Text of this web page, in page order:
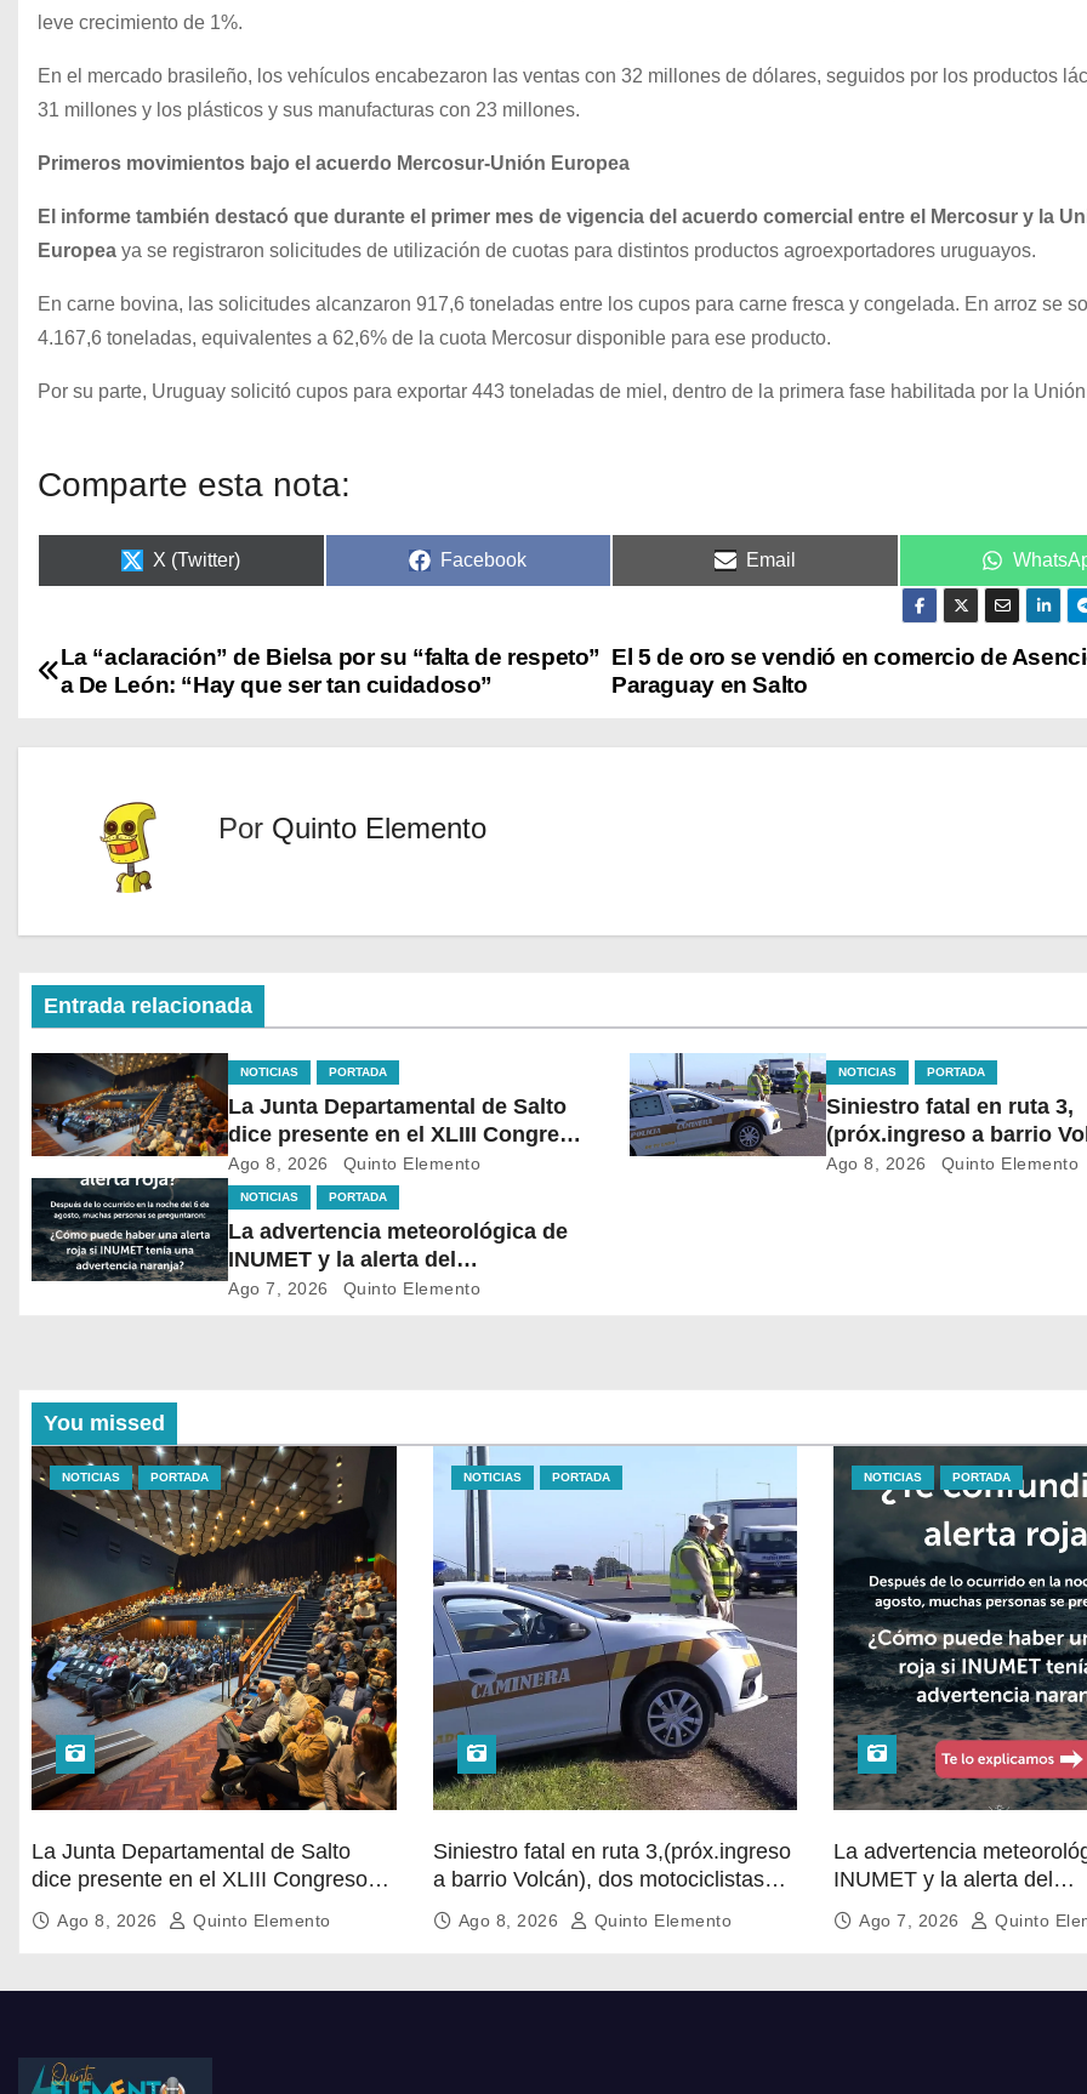
leve crecimiento de 1%.
En el mercado brasileño, los vehículos encabezaron las ventas con 32 millones de dólares, seguidos por los productos
31 millones y los plásticos y sus manufacturas con 23 millones.
Primeros movimientos bajo el acuerdo Mercosur-Unión Europea
El informe también destacó que durante el primer mes de vigencia del acuerdo comercial entre el Mercosur y la
Europea ya se registraron solicitudes de utilización de cuotas para distintos productos agroexportadores uruguayos.
En carne bovina, las solicitudes alcanzaron 917,6 toneladas entre los cupos para carne fresca y congelada. En arroz se
4.167,6 toneladas, equivalentes a 62,6% de la cuota Mercosur disponible para ese producto.
Por su parte, Uruguay solicitó cupos para exportar 443 toneladas de miel, dentro de la primera fase habilitada por la
Comparte esta nota:
X (Twitter) Facebook Email
El 5 de oro se vendió en comercio de
Paraguay en Salto
La “aclaración” de Bielsa por su “falta de respeto”
a De León: “Hay que ser tan cuidadoso”
Por Quinto Elemento
Entrada relacionada
NOTICIAS PORTADA
La Junta Departamental de Salto
dice presente en el XLIII Congreso
de Ediles en Montevideo
Ago 8, 2026 Quinto Elemento
NOTICIAS PORTADA
Siniestro fatal en ruta 3,
(próx.ingreso a barrio
motociclistas
Ago 8, 2026 Quinto Elemento
NOTICIAS PORTADA
La advertencia meteorológica de
INUMET y la alerta del
@sinae_oficial no son lo mismo.
Ago 7, 2026 Quinto Elemento
You missed
NOTICIAS PORTADA
La Junta Departamental de Salto
dice presente en el XLIII Congreso
de Ediles en Montevideo
Ago 8, 2026 Quinto Elemento
NOTICIAS PORTADA
Siniestro fatal en ruta 3,(próx.ingreso
a barrio Volcán), dos motociclistas
colisionaron de frente, uno de ellos
falleció en el lugar
Ago 8, 2026 Quinto Elemento
NOTICIAS PORTADA
La advertencia
INUMET y la alerta del
@sinae_oficial no son lo
Ago 7, 2026 Quinto